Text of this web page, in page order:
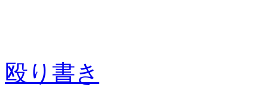
殴り書き